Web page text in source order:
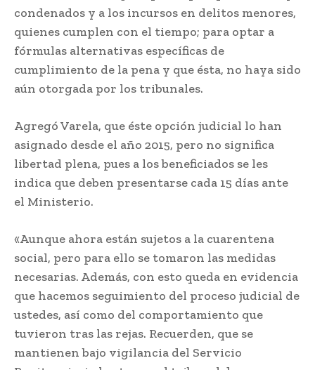
condenados y a los incursos en delitos menores,
quienes cumplen con el tiempo; para optar a
fórmulas alternativas específicas de
cumplimiento de la pena y que ésta, no haya sido
aún otorgada por los tribunales.
Agregó Varela, que éste opción judicial lo han
asignado desde el año 2015, pero no significa
libertad plena, pues a los beneficiados se les
indica que deben presentarse cada 15 días ante
el Ministerio.
«Aunque ahora están sujetos a la cuarentena
social, pero para ello se tomaron las medidas
necesarias. Además, con esto queda en evidencia
que hacemos seguimiento del proceso judicial de
ustedes, así como del comportamiento que
tuvieron tras las rejas. Recuerden, que se
mantienen bajo vigilancia del Servicio